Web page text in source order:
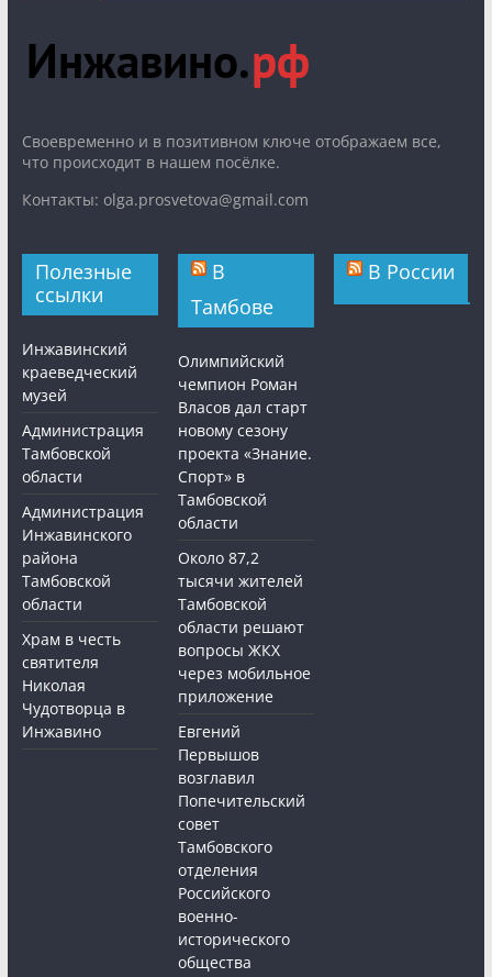
Cвоевременно и в позитивном ключе отображаем все,
что происходит в нашем посёлке.
Контакты: olga.prosvetova@gmail.com
Полезные
ссылки
Инжавинский
краеведческий
музей
Администрация
Тамбовской
области
Администрация
Инжавинского
района
Тамбовской
области
Храм в честь
святителя
Николая
Чудотворца в
Инжавино
В
Тамбове
Олимпийский
чемпион Роман
Власов дал старт
новому сезону
проекта «Знание.
Спорт» в
Тамбовской
области
Около 87,2
тысячи жителей
Тамбовской
области решают
вопросы ЖКХ
через мобильное
приложение
Евгений
Первышов
возглавил
Попечительский
совет
Тамбовского
отделения
Российского
военно-
исторического
общества
В России